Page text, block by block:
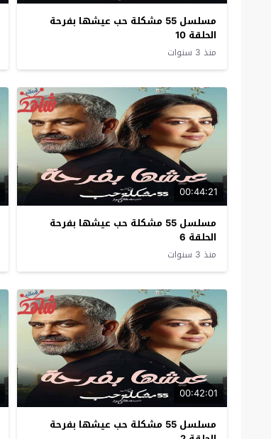
مسلسل 55 مشكلة حب عيشها بفرحة
الحلقة 10
منذ 3 سنوات
00:44:21
مسلسل 55 مشكلة حب عيشها بفرحة
الحلقة 6
منذ 3 سنوات
00:42:01
مسلسل 55 مشكلة حب عيشها بفرحة